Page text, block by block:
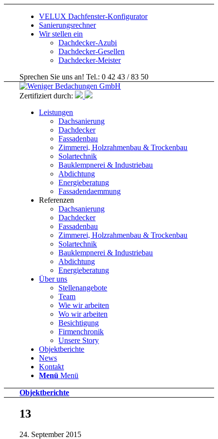
VELUX Dachfenster-Konfigurator
Sanierungsrechner
Wir stellen ein
Dachdecker-Azubi
Dachdecker-Gesellen
Dachdecker-Meister
Sprechen Sie uns an! Tel.: 0 42 43 / 83 50
Zertifiziert durch:
Leistungen
Dachsanierung
Dachdecker
Fassadenbau
Zimmerei, Holzrahmenbau & Trockenbau
Solartechnik
Bauklempnerei & Industriebau
Abdichtung
Energieberatung
Fassadendaemmung
Referenzen
Dachsanierung
Dachdecker
Fassadenbau
Zimmerei, Holzrahmenbau & Trockenbau
Solartechnik
Bauklempnerei & Industriebau
Abdichtung
Energieberatung
Über uns
Stellenangebote
Team
Wie wir arbeiten
Wo wir arbeiten
Besichtigung
Firmenchronik
Unsere Story
Objektberichte
News
Kontakt
Menü Menü
Objektberichte
13
24. September 2015